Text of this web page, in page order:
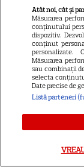
13
15
Atât noi, cât și
Măsurarea
conținutului
dispozitiv.
conținut
personalizate.
Măsurarea
sau combinații
selecta
Date precise de
Listă parteneri